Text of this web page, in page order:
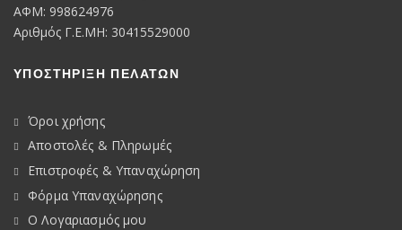
ΑΦΜ: 998624976
Αριθμός Γ.Ε.ΜΗ: 30415529000
ΥΠΟΣΤΗΡΙΞΗ ΠΕΛΑΤΩΝ
Όροι χρήσης
Αποστολές & Πληρωμές
Επιστροφές & Υπαναχώρηση
Φόρμα Υπαναχώρησης
Ο Λογαριασμός μου